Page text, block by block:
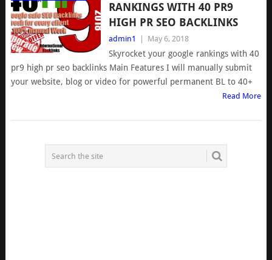
RANKINGS WITH 40 PR9
HIGH PR SEO BACKLINKS
admin1 May 6, 2018
Skyrocket your google rankings with 40
pr9 high pr seo backlinks Main Features I will manually submit
your website, blog or video for powerful permanent BL to 40+
Read More
POSTS
NAVIGATION